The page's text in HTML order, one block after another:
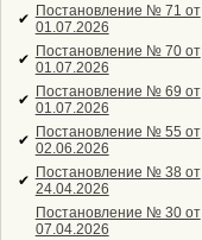
✔ Постановление № 71 от
01.07.2026
✔ Постановление № 70 от
01.07.2026
✔ Постановление № 69 от
01.07.2026
✔ Постановление № 55 от
02.06.2026
✔ Постановление № 38 от
24.04.2026
Постановление № 30 от
07.04.2026